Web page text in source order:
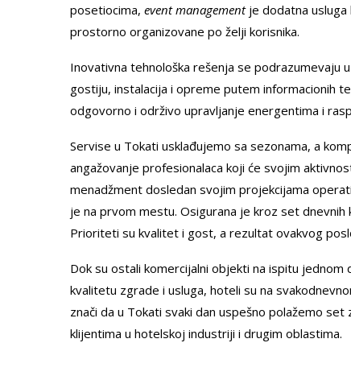
posetiocima, event managementje dodatna usluga
prostorno organizovane po želji korisnika.
Inovativna tehnološka rešenja se podrazumevaju
gostiju, instalacija i opreme putem informacionih
odgovorno i održivo upravljanje energentima i
Servise u Tokati usklađujemo sa sezonama, a
angažovanje profesionalaca koji će svojim
menadžment dosledan svojim projekcijama
je na prvom mestu. Osigurana je kroz set
Prioriteti su kvalitet i gost, a rezultat ovakvog
Dok su ostali komercijalni objekti na ispitu
kvalitetu zgrade i usluga, hoteli su na
znači da u Tokati svaki dan uspešno polažemo
klijentima u hotelskoj industriji i drugim oblastima.